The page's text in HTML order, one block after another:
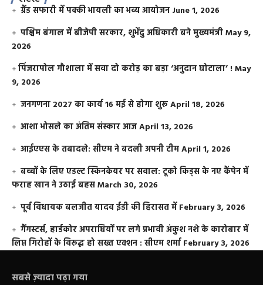
ग्रैंड सफारी में पक्की भायली का भव्य आयोजन June 1, 2026
पश्चिम बंगाल में बीजेपी सरकार, शुभेंदु अधिकारी बने मुख्यमंत्रीMay 9,
2026
​पिंजरापोल गौशाला में सवा दो करोड़ का बड़ा ‘अनुदान घोटाला’ !May
9, 2026
जनगणना 2027 का कार्य 16 मई से होगा शुरूApril 18, 2026
आशा भोसले का अंतिम संस्कार आजApril 13, 2026
आईएएस के तबादले: सीएम ने बदली अपनी टीमApril 1, 2026
बच्चों के लिए एडल्ट स्किनकेयर पर सवाल: टूको किड्स के नए कैंपेन में
फराह खान ने उठाई बहसMarch 30, 2026
पूर्व विधायक बलजीत यादव ईडी की हिरासत में February 3, 2026
गैंगस्टर्स, हार्डकोर अपराधियों पर लगे प्रभावी अंकुश नशे के कारोबार में
लिप्त गिरोहों के विरूद्ध हो सख्त एक्शन : सीएम शर्मा February 3, 2026
सबसे ज़्यादा पढ़ा गया